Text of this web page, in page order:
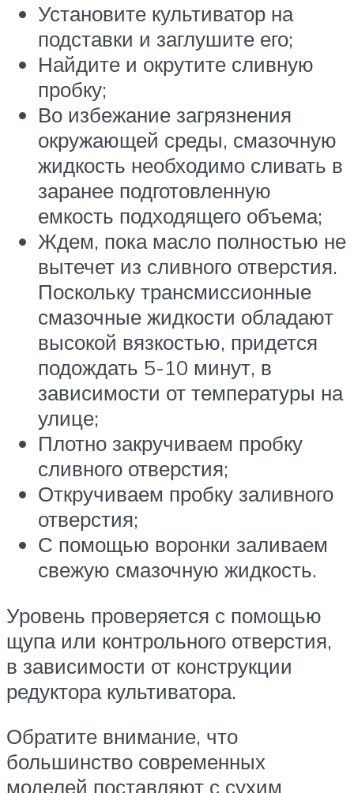
Установите культиватор на
подставки и заглушите его;
Найдите и окрутите сливную
пробку;
Во избежание загрязнения
окружающей среды, смазочную
жидкость необходимо сливать в
заранее подготовленную
емкость подходящего объема;
Ждем, пока масло полностью не
вытечет из сливного отверстия.
Поскольку трансмиссионные
смазочные жидкости обладают
высокой вязкостью, придется
подождать 5-10 минут, в
зависимости от температуры на
улице;
Плотно закручиваем пробку
сливного отверстия;
Откручиваем пробку заливного
отверстия;
С помощью воронки заливаем
свежую смазочную жидкость.
Уровень проверяется с помощью
щупа или контрольного отверстия,
в зависимости от конструкции
редуктора культиватора.
Обратите внимание, что
большинство современных
моделей поставляют с сухим